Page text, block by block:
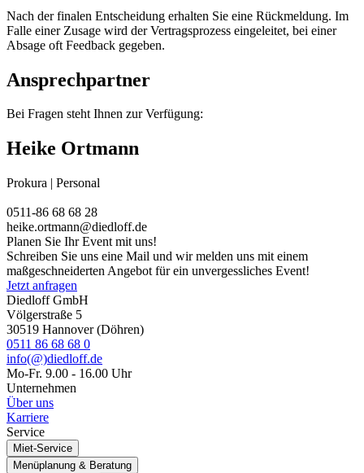
Nach der finalen Entscheidung erhalten Sie eine Rückmeldung. Im
Falle einer Zusage wird der Vertragsprozess eingeleitet, bei einer
Absage oft Feedback gegeben.
Ansprechpartner
Bei Fragen steht Ihnen zur Verfügung:
Heike Ortmann
Prokura | Personal
0511-86 68 68 28
heike.ortmann@diedloff.de
Planen Sie Ihr Event mit uns!
Schreiben Sie uns eine Mail und wir melden uns mit einem
maßgeschneiderten Angebot für ein unvergessliches Event!
Jetzt anfragen
Diedloff GmbH
Völgerstraße 5
30519 Hannover (Döhren)
0511 86 68 68 0
info(@)diedloff.de
Mo-Fr. 9.00 - 16.00 Uhr
Unternehmen
Über uns
Karriere
Service
Miet-Service
Menüplanung & Beratung